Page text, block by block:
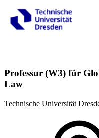
Professur (W3) für
Law
Technische Universität